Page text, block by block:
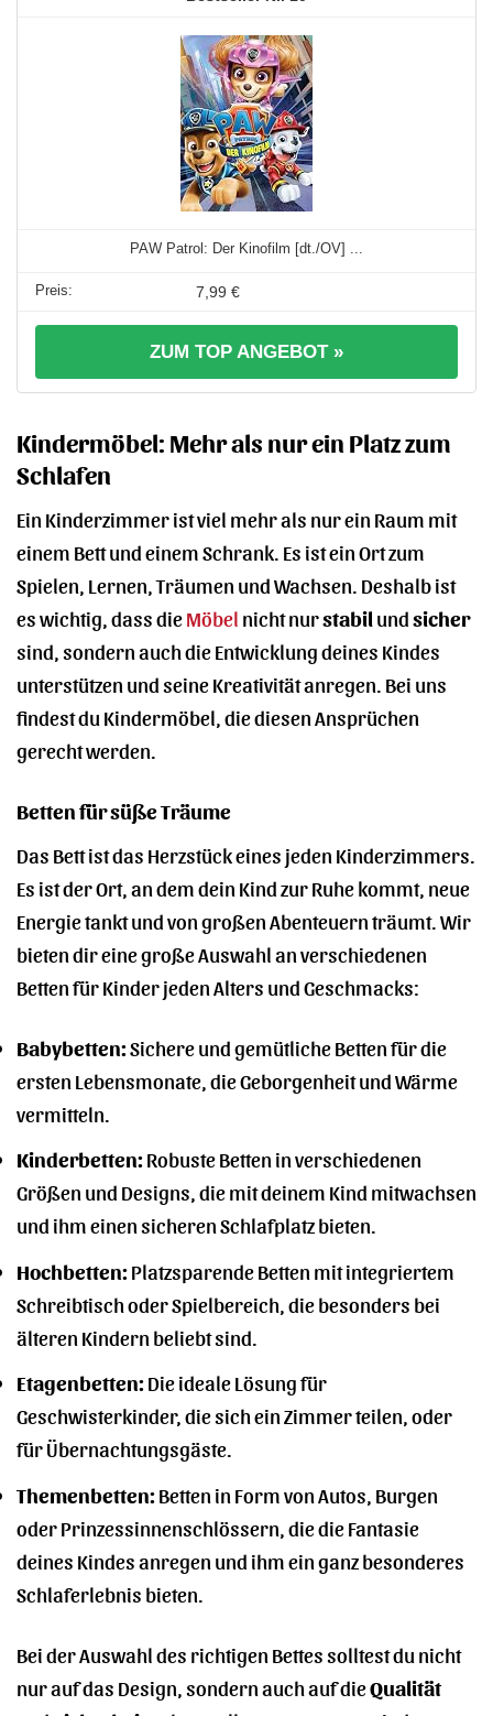
PAW Patrol: Der Kinofilm [dt./OV] ...
7,99 €
ZUM TOP ANGEBOT »
Kindermöbel: Mehr als nur ein Platz zum
Schlafen
Ein Kinderzimmer ist viel mehr als nur ein Raum mit
einem Bett und einem Schrank. Es ist ein Ort zum
Spielen, Lernen, Träumen und Wachsen. Deshalb ist
es wichtig, dass dieMöbel nicht nurstabil undsicher
sind, sondern auch die Entwicklung deines Kindes
unterstützen und seine Kreativität anregen. Bei uns
findest du Kindermöbel, die diesen Ansprüchen
gerecht werden.
Betten für süße Träume
Das Bett ist das Herzstück eines jeden Kinderzimmers.
Es ist der Ort, an dem dein Kind zur Ruhe kommt, neue
Energie tankt und von großen Abenteuern träumt. Wir
bieten dir eine große Auswahl an verschiedenen
Betten für Kinder jeden Alters und Geschmacks:
Babybetten:Sichere und gemütliche Betten für die
ersten Lebensmonate, die Geborgenheit und Wärme
vermitteln.
Kinderbetten:Robuste Betten in verschiedenen
Größen und Designs, die mit deinem Kind mitwachsen
und ihm einen sicheren Schlafplatz bieten.
Hochbetten:Platzsparende Betten mit integriertem
Schreibtisch oder Spielbereich, die besonders bei
älteren Kindern beliebt sind.
Etagenbetten:Die ideale Lösung für
Geschwisterkinder, die sich ein Zimmer teilen, oder
für Übernachtungsgäste.
Themenbetten:Betten in Form von Autos, Burgen
oder Prinzessinnenschlössern, die die Fantasie
deines Kindes anregen und ihm ein ganz besonderes
Schlaferlebnis bieten.
Bei der Auswahl des richtigen Bettes solltest du nicht
nur auf das Design, sondern auch auf dieQualität